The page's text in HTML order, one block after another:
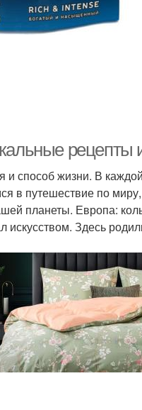
рецепты
и способ жизни. В
в путешествие по
планеты. Европа:
Здесь